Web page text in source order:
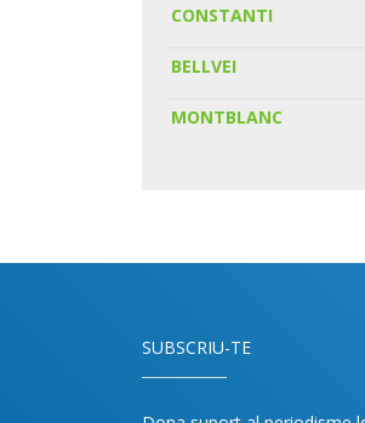
CONSTANTI
BELLVEI
MONTBLANC
SUBSCRIU-TE